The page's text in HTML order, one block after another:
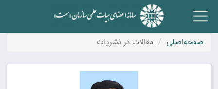
Toggle navigation
صفحه‌اصلی مقالات در نشریات